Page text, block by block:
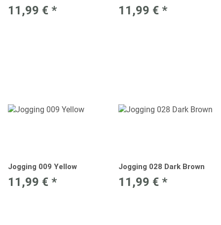
11,99 € * 11,99 € *
Jogging 009 Yellow
11,99 € *
Jogging 028 Dark Brown
11,99 € *